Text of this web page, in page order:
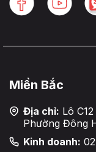
Miền Bắc
Địa chỉ: Lô
Phường Đông
Kinh doanh: